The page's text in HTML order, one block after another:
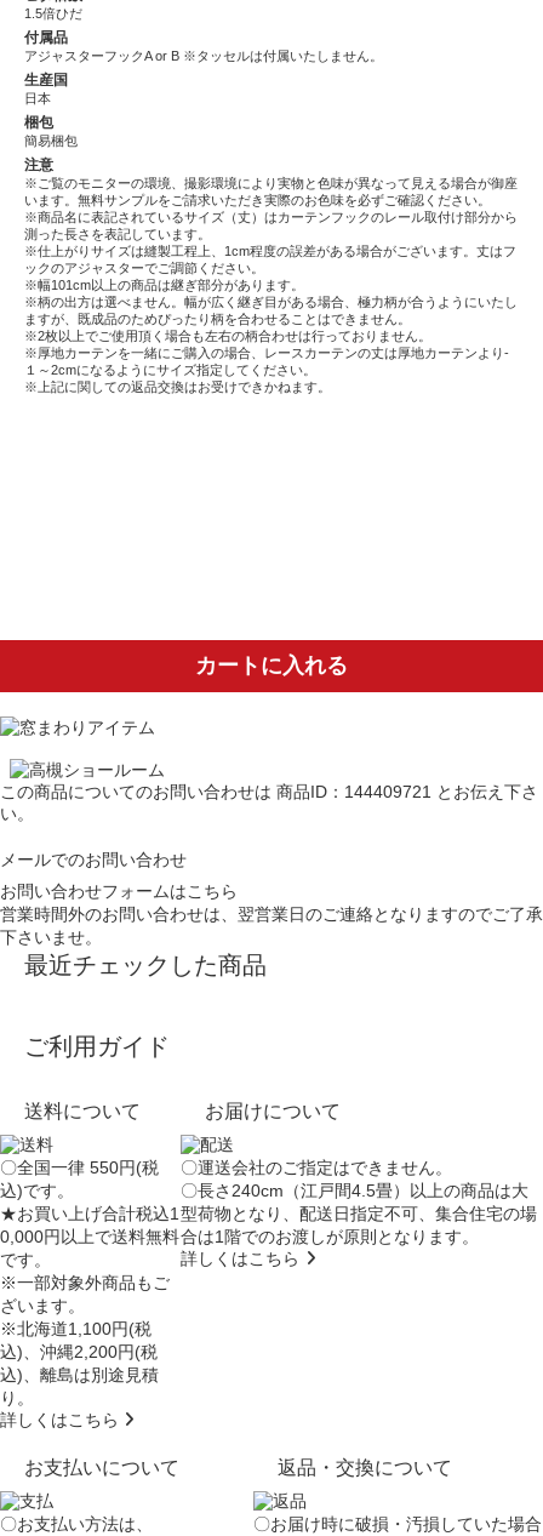
1.5倍ひだ
付属品
アジャスターフックA or B ※タッセルは付属いたしません。
生産国
日本
梱包
簡易梱包
注意
※ご覧のモニターの環境、撮影環境により実物と色味が異なって見える場合が御座
います。無料サンプルをご請求いただき実際のお色味を必ずご確認ください。
※商品名に表記されているサイズ（丈）はカーテンフックのレール取付け部分から
測った長さを表記しています。
※仕上がりサイズは縫製工程上、1cm程度の誤差がある場合がございます。丈はフ
ックのアジャスターでご調節ください。
※幅101cm以上の商品は継ぎ部分があります。
※柄の出方は選べません。幅が広く継ぎ目がある場合、極力柄が合うようにいたし
ますが、既成品のためぴったり柄を合わせることはできません。
※2枚以上でご使用頂く場合も左右の柄合わせは行っておりません。
※厚地カーテンを一緒にご購入の場合、レースカーテンの丈は厚地カーテンより-
１～2cmになるようにサイズ指定してください。
※上記に関しての返品交換はお受けできかねます。
カートに入れる
この商品についてのお問い合わせは 商品ID：144409721 とお伝え下さ
い。
メールでのお問い合わせ
お問い合わせフォームはこちら
営業時間外のお問い合わせは、翌営業日のご連絡となりますのでご了承
下さいませ。
最近チェックした商品
ご利用ガイド
送料について
〇全国一律 550円(税
込)です。
★お買い上げ合計税込1
0,000円以上で送料無料
です。
※一部対象外商品もご
ざいます。
※北海道1,100円(税
込)、沖縄2,200円(税
込)、離島は別途見積
り。
詳しくはこちら
お届けについて
〇運送会社のご指定はできません。
〇長さ240cm（江戸間4.5畳）以上の商品は大
型荷物となり、配送日指定不可、集合住宅の場
合は1階でのお渡しが原則となります。
詳しくはこちら
お支払いについて
〇お支払い方法は、
返品・交換について
〇お届け時に破損・汚損していた場合